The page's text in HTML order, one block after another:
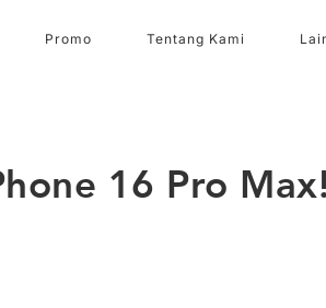
Promo Tentang Kami
16 Pro Max!